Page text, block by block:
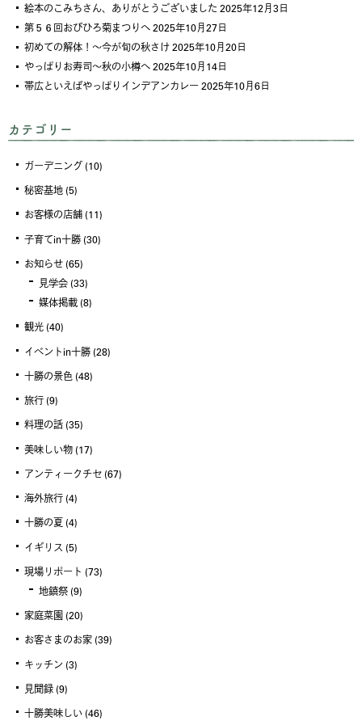
絵本のこみちさん、ありがとうございました 2025年12月3日
第５６回おびひろ菊まつりへ2025年10月27日
初めての解体！～今が旬の秋さけ2025年10月20日
やっぱりお寿司～秋の小樽へ2025年10月14日
帯広といえばやっぱりインデアンカレー2025年10月6日
カテゴリー
ガーデニング (10)
秘密基地 (5)
お客様の店舗 (11)
子育てin十勝 (30)
お知らせ (65)
見学会 (33)
媒体掲載 (8)
観光 (40)
イベントin十勝 (28)
十勝の景色 (48)
旅行 (9)
料理の話 (35)
美味しい物 (17)
アンティークチセ (67)
海外旅行 (4)
十勝の夏 (4)
イギリス (5)
現場リポート (73)
地鎮祭 (9)
家庭菜園 (20)
お客さまのお家 (39)
キッチン (3)
見聞録 (9)
十勝美味しい (46)